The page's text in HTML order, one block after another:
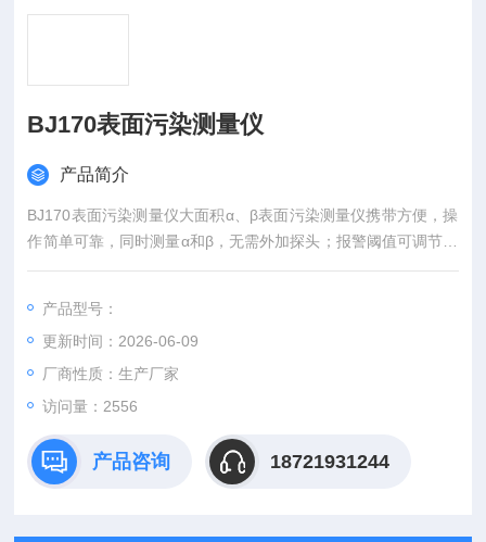
BJ170表面污染测量仪
产品简介
BJ170表面污染测量仪大面积α、β表面污染测量仪携带方便，操
作简单可靠，同时测量α和β，无需外加探头；报警阈值可调节；
声音报警，光学报警可选
产品型号：
更新时间：2026-06-09
厂商性质：生产厂家
访问量：2556
产品咨询 18721931244